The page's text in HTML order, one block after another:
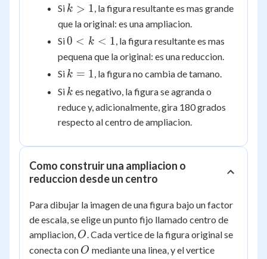
Si k
>
1
k > 1, la figura resultante es mas grande
que la original: es una ampliacion.
Si0
<
k
<
1
0 < k < 1, la figura resultante es mas
pequena que la original: es una reduccion.
Si k
=
k = 1, la figura no cambia de tamano.
Si k
k es negativo, la figura se agranda o
reduce y, adicionalmente, gira 180 grados
respecto al centro de ampliacion.
Como construir una ampliacion o
reduccion desde un centro
Para dibujar la imagen de una figura bajo un factor
de escala, se elige un punto fijo llamado centro de
ampliacion, O
O. Cada vertice de la figura original se
conecta con O
O mediante una linea, y el vertice